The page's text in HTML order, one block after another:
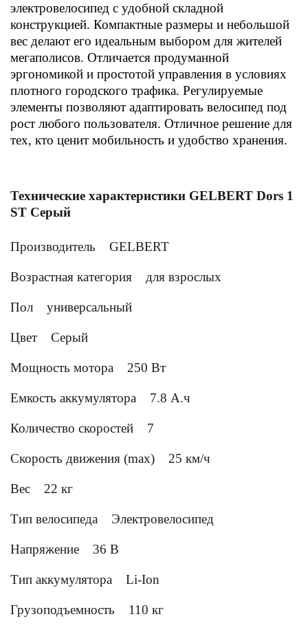
электровелосипед с удобной складной
конструкцией. Компактные размеры и небольшой
вес делают его идеальным выбором для жителей
мегаполисов. Отличается продуманной
эргономикой и простотой управления в условиях
плотного городского трафика. Регулируемые
элементы позволяют адаптировать велосипед под
рост любого пользователя. Отличное решение для
тех, кто ценит мобильность и удобство хранения.
Технические характеристики GELBERT Dors 1
ST Серый
Производитель GELBERT
Возрастная категория для взрослых
Пол универсальный
Цвет Серый
Мощность мотора 250 Вт
Емкость аккумулятора 7.8 А.ч
Количество скоростей 7
Скорость движения (max) 25 км/ч
Вес 22 кг
Тип велосипеда Электровелосипед
Напряжение 36 В
Тип аккумулятора Li-Ion
Грузоподъемность 110 кг